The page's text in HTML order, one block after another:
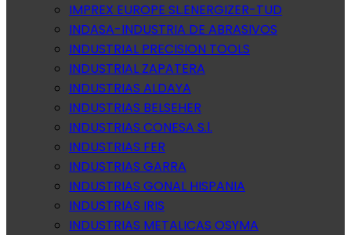
IMPREX EUROPE SL.ENERGIZER-TUD
INDASA-INDUSTRIA DE ABRASIVOS
INDUSTRIAL PRECISION TOOLS
INDUSTRIAL ZAPATERA
INDUSTRIAS ALDAYA
INDUSTRIAS BELSEHER
INDUSTRIAS CONESA S.l.
INDUSTRIAS FER
INDUSTRIAS GARRA
INDUSTRIAS GONAL HISPANIA
INDUSTRIAS IRIS
INDUSTRIAS METALICAS OSYMA